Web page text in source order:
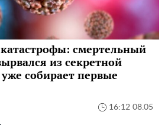
смертельный
из секретной
собирает первые
16:12 08.05